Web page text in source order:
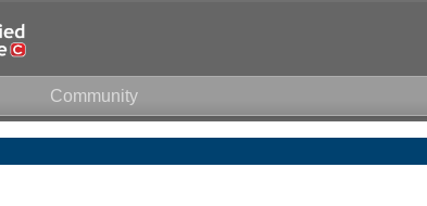
Community